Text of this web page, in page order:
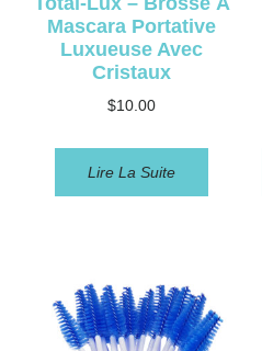
Mascara Portative
Luxueuse Avec
Cristaux
$10.00
Lire La Suite